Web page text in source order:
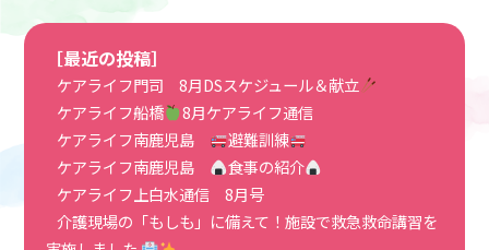
［最近の投稿］
ケアライフ門司 8月DSスケジュール＆献立
ケアライフ船橋
8月ケアライフ通信
ケアライフ南鹿児島
避難訓練
ケアライフ南鹿児島
食事の紹介
ケアライフ上白水通信 8月号
介護現場の「もしも」に備えて！施設で救急救命講習を